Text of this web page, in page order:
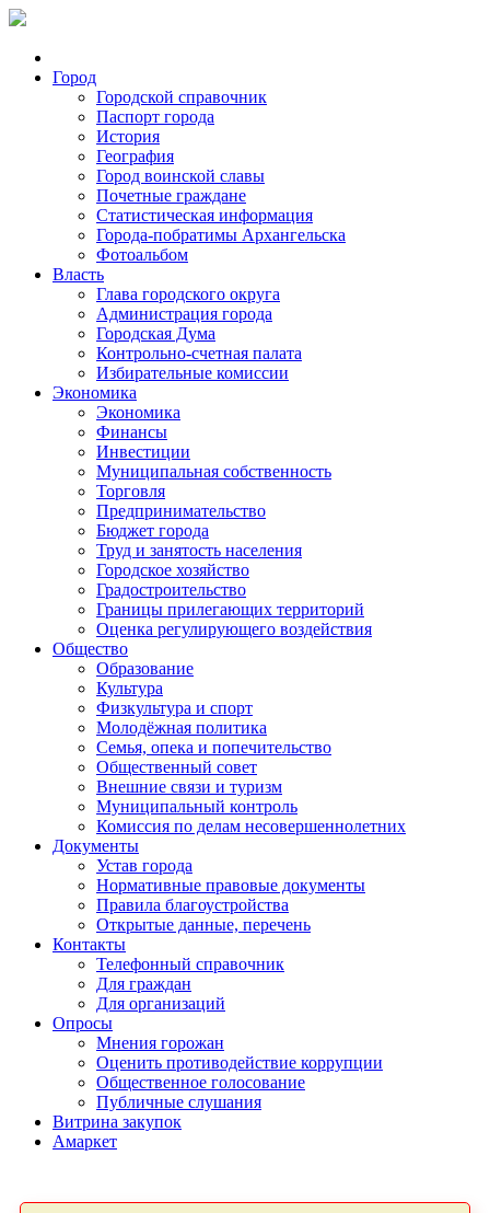
Город
Городской справочник
Паспорт города
История
География
Город воинской славы
Почетные граждане
Статистическая информация
Города-побратимы Архангельска
Фотоальбом
Власть
Глава городского округа
Администрация города
Городская Дума
Контрольно-счетная палата
Избирательные комиссии
Экономика
Экономика
Финансы
Инвестиции
Муниципальная собственность
Торговля
Предпринимательство
Бюджет города
Труд и занятость населения
Городское хозяйство
Градостроительство
Границы прилегающих территорий
Оценка регулирующего воздействия
Общество
Образование
Культура
Физкультура и спорт
Молодёжная политика
Семья, опека и попечительство
Общественный совет
Внешние связи и туризм
Муниципальный контроль
Комиссия по делам несовершеннолетних
Документы
Устав города
Нормативные правовые документы
Правила благоустройства
Открытые данные, перечень
Контакты
Телефонный справочник
Для граждан
Для организаций
Опросы
Мнения горожан
Оценить противодействие коррупции
Общественное голосование
Публичные слушания
Витрина закупок
Амаркет